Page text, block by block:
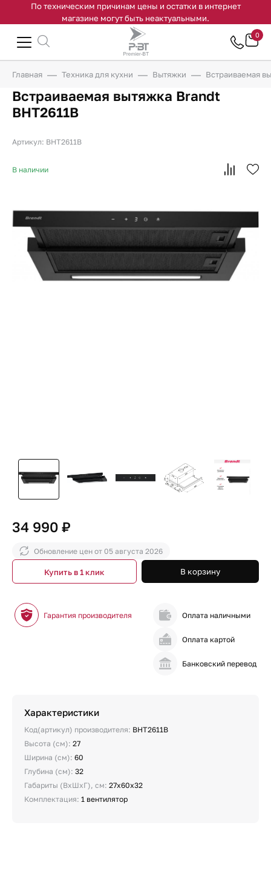
По техническим причинам цены и остатки в интернет
магазине могут быть неактуальными.
0
Главная Техника для кухни Вытяжки Встраиваемая
Встраиваемая вытяжка Brandt
BHT2611B
Артикул: BHT2611B
В наличии
34 990 ₽
Обновление цен от 05 августа 2026
В корзину
Купить в 1 клик
Гарантия производителя Оплата наличными
Оплата картой
Банковский перевод
Характеристики
Код(артикул) производителя: BHT2611B
Высота (см): 27
Ширина (см): 60
Глубина (см): 32
Габариты (ВхШхГ), см: 27х60х32
Комплектация: 1 вентилятор